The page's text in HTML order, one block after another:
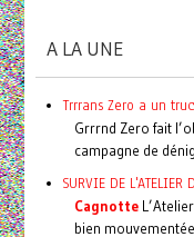
A LA UNE
Trrrans Zero a un
Grrrnd Zero fait
campagne de
SURVIE DE L'ATELIER
Cagnotte
bien